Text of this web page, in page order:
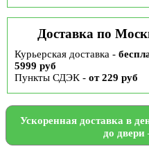
Доставка по
Курьерская доставка -
5999 руб
Пункты СДЭК - от 229 руб
Ускоренная доставка в
до двери